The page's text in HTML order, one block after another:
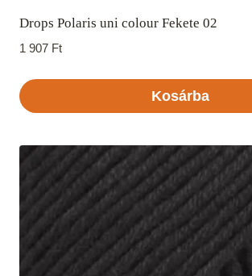
Drops Polaris uni colour Fekete 02
1 907 Ft
Kosárba